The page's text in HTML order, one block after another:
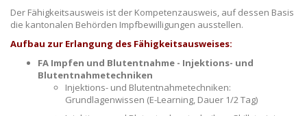
Der Fähigkeitsausweis ist der Kompetenzausweis, auf dessen Basis
die kantonalen Behörden Impfbewilligungen ausstellen.
Aufbau zur Erlangung des Fähigkeitsausweises:
FA Impfen und Blutentnahme - Injektions- und
Blutentnahmetechniken
Injektions- und Blutentnahmetechniken:
Grundlagenwissen (E-Learning, Dauer 1/2 Tag)